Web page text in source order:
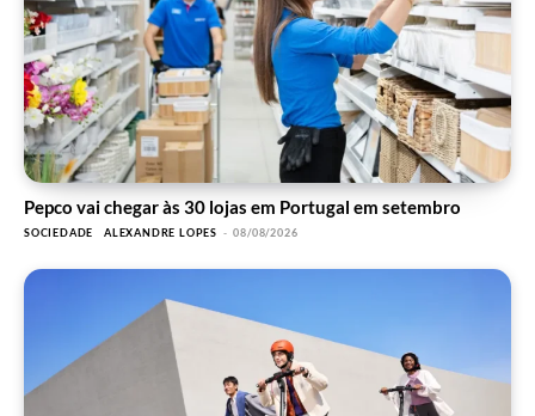
Pepco vai chegar às 30 lojas em Portugal em setembro
SOCIEDADE ALEXANDRE LOPES - 08/08/2026